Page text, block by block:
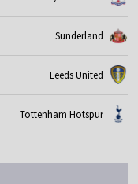
Sunderland
Leeds United
Tottenham Hotspur